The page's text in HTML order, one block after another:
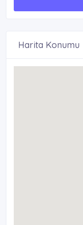
Harita Konumu